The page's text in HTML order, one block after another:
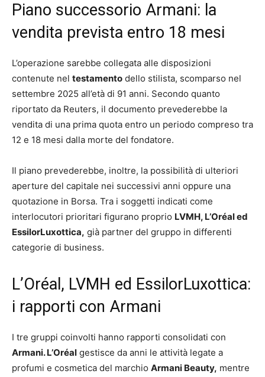
Piano successorio Armani: la
vendita prevista entro 18 mesi
L’operazione sarebbe collegata alle disposizioni
contenute nel testamento dello stilista, scomparso nel
settembre 2025 all’età di 91 anni. Secondo quanto
riportato da Reuters, il documento prevederebbe la
vendita di una prima quota entro un periodo compreso tra
12 e 18 mesi dalla morte del fondatore.
Il piano prevederebbe, inoltre, la possibilità di ulteriori
aperture del capitale nei successivi anni oppure una
quotazione in Borsa. Tra i soggetti indicati come
interlocutori prioritari figurano proprio LVMH, L’Oréal ed
EssilorLuxottica, già partner del gruppo in differenti
categorie di business.
L’Oréal, LVMH ed EssilorLuxottica:
i rapporti con Armani
I tre gruppi coinvolti hanno rapporti consolidati con
Armani. L’Oréal gestisce da anni le attività legate a
profumi e cosmetica del marchio Armani Beauty, mentre